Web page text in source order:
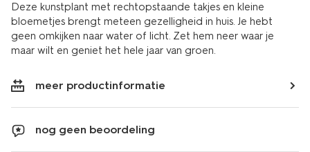
Deze kunstplant met rechtopstaande takjes en kleine
bloemetjes brengt meteen gezelligheid in huis. Je hebt
geen omkijken naar water of licht. Zet hem neer waar je
maar wilt en geniet het hele jaar van groen.
meer productinformatie
nog geen beoordeling